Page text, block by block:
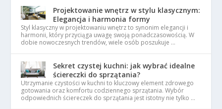
Projektowanie wnętrz w stylu klasycznym:
Elegancja i harmonia formy
Styl klasyczny w projektowaniu wnętrz to synonim elegancji i
harmonii, który przyciąga uwagę swoją ponadczasowością. W
dobie nowoczesnych trendów, wiele osób poszukuje …
Sekret czystej kuchni: jak wybrać idealne
ściereczki do sprzątania?
Utrzymanie czystości w kuchni to kluczowy element zdrowego
gotowania oraz komfortu codziennego sprzątania. Wybór
odpowiednich ściereczek do sprzątania jest istotny nie tylko …